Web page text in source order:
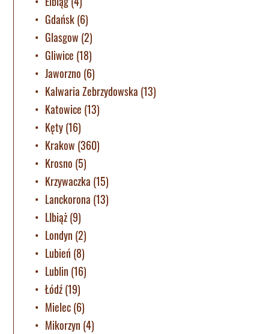
Gdańsk(6)
Glasgow (2)
Gliwice (18)
Jaworzno (6)
Kalwaria Zebrzydowska (13)
Katowice (13)
Kęty(16)
Krakow (360)
Krosno (5)
Krzywaczka (15)
Lanckorona (13)
LIbiąż(9)
Londyn (2)
Lubień (8)
Lublin (16)
Łódź(19)
Mielec(6)
Mikorzyn (4)